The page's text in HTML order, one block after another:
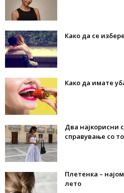
Како да се
Како да имате
Два најкорисни
справување со
Плетенка –
лето